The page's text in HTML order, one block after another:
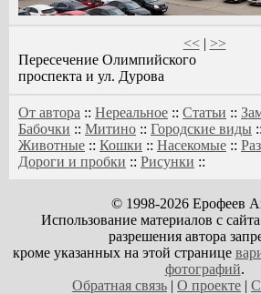
<<| >>
Пересечение Олимпийского
проспекта и ул. Дурова
От автора :: Нереальное :: Статьи ::
Бабочки :: Митино :: Городские виды ::
Животные :: Кошки :: Насекомые ::
Дороги и пробки :: Рисунки ::
© 1998-2026 Ерофеев
Использование материалов с
разрешения автора
кроме указанных на этой странице
фотографий.
Обратная связь | О проекте |